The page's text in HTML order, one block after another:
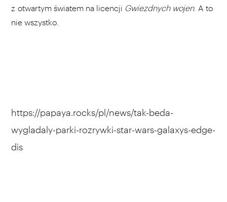
z otwartym światem na licencji Gwiezdnych wojen. A to
nie wszystko.
https://papaya.rocks/pl/news/tak-beda-
wygladaly-parki-rozrywki-star-wars-galaxys-edge-
dis